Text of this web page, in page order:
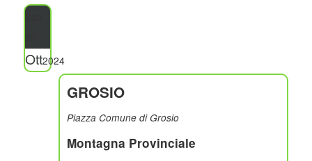
Ott2024
GROSIO
Piazza Comune di Grosio
Montagna Provinciale